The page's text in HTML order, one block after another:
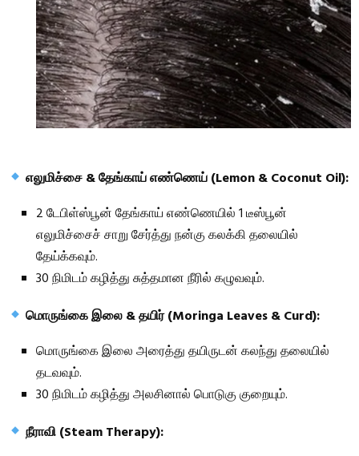
எலுமிச்சை & தேங்காய் எண்ணெய் (Lemon & Coconut Oil):
2 டேபிள்ஸ்பூன் தேங்காய் எண்ணெயில் 1 டீஸ்பூன்
எலுமிச்சைச் சாறு சேர்த்து நன்கு கலக்கி தலையில்
தேய்க்கவும்.
30 நிமிடம் கழித்து சுத்தமான நீரில் கழுவவும்.
மொருங்கை இலை & தயிர் (Moringa Leaves & Curd):
மொருங்கை இலை அரைத்து தயிருடன் கலந்து தலையில்
தடவவும்.
30 நிமிடம் கழித்து அலசினால் பொடுகு குறையும்.
நீராவி (Steam Therapy):